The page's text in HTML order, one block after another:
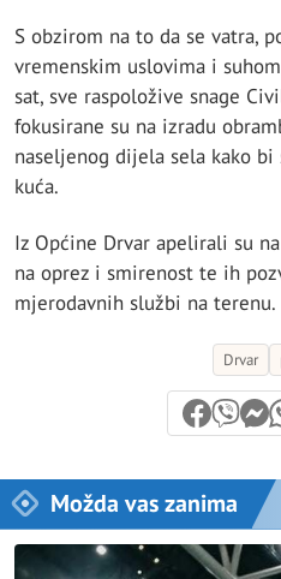
S obzirom na to da se vatra,
vremenskim uslovima i
sat, sve raspoložive snage
fokusirane su na izradu
naseljenog dijela sela kako
kuća.
Iz Općine Drvar apelirali su
na oprez i smirenost te ih
mjerodavnih službi na terenu.
Drvar
Možda vas zanima